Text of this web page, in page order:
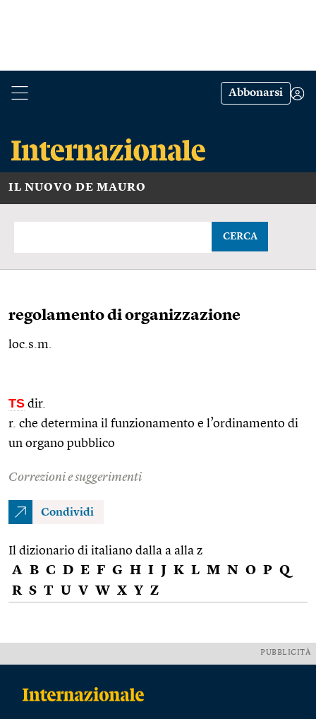
Abbonarsi
IL NUOVO DE MAURO
CERCA
regolamento di organizzazione
loc.s.m.
TS dir.
r. che determina il funzionamento e l’ordinamento di
un organo pubblico
Correzioni e suggerimenti
Condividi
Il dizionario di italiano dalla a alla z
A B C D E F G H I J K L M N O P Q
R S T U V W X Y Z
PUBBLICITÀ